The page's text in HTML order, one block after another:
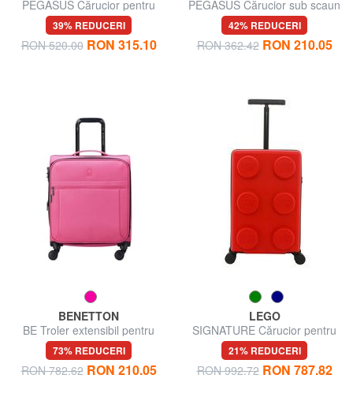
PEGASUS Cărucior pentru
bagaje de mână, cu suport
pentru PC
39% REDUCERI
RON 520.00 RON 315.10
PEGASUS Cărucior sub scaun
ok Easyjet
42% REDUCERI
RON 362.42 RON 210.05
BENETTON
BE Troler extensibil pentru
bagaj de mână
73% REDUCERI
RON 782.62 RON 210.05
LEGO
SIGNATURE Cărucior pentru
bagaje de mână
21% REDUCERI
RON 992.72 RON 787.82